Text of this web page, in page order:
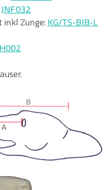
JNF032
Zunge: KG/TS-BIB-L